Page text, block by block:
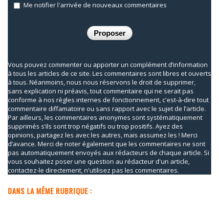
Me notifier l'arrivée de nouveaux commentaires
Vous pouvez commenter ou apporter un complément d’information
à tous les articles de ce site. Les commentaires sont libres et ouverts
à tous. Néanmoins, nous nous réservons le droit de supprimer,
sans explication ni préavis, tout commentaire qui ne serait pas
conforme à nos règles internes de fonctionnement, c'est-à-dire tout
commentaire diffamatoire ou sans rapport avec le sujet de l’article.
Par ailleurs, les commentaires anonymes sont systématiquement
supprimés s’ils sont trop négatifs ou trop positifs. Ayez des
opinions, partagez les avec les autres, mais assumez les ! Merci
d’avance. Merci de noter également que les commentaires ne sont
pas automatiquement envoyés aux rédacteurs de chaque article. Si
vous souhaitez poser une question au rédacteur d'un article,
contactez-le directement, n'utilisez pas les commentaires.
DANS LA MÊME RUBRIQUE :